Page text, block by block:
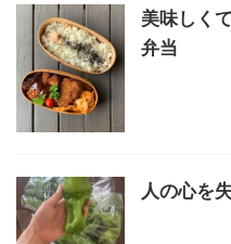
美味しく
弁当
人の心を